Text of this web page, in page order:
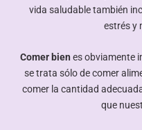
vida saludable también
estrés y
Comer bien es obviamente
se trata sólo de comer
comer la cantidad
que